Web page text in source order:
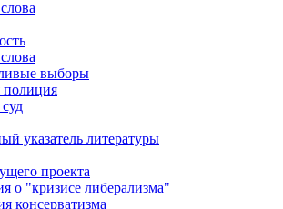
выборы
указатель литературы
проекта
о "кризисе либерализма"
консерватизма